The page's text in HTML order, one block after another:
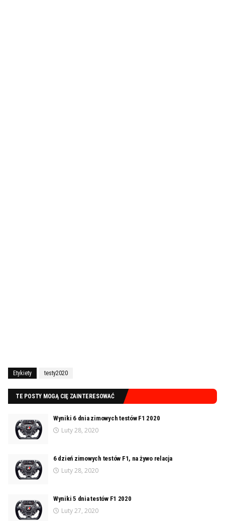
Etykiety testy2020
TE POSTY MOGĄ CIĘ ZAINTERESOWAĆ
Wyniki 6 dnia zimowych testów F1 2020
Luty 28, 2020
6 dzień zimowych testów F1, na żywo relacja
Luty 28, 2020
Wyniki 5 dnia testów F1 2020
Luty 27, 2020